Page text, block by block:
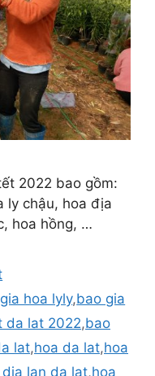
2022 bao gồm:
ly chậu, hoa địa
hoa hồng, …
hoa lyly,bao gia
da lat 2022,bao
lat,hoa da lat,hoa
dia lan da lat,hoa